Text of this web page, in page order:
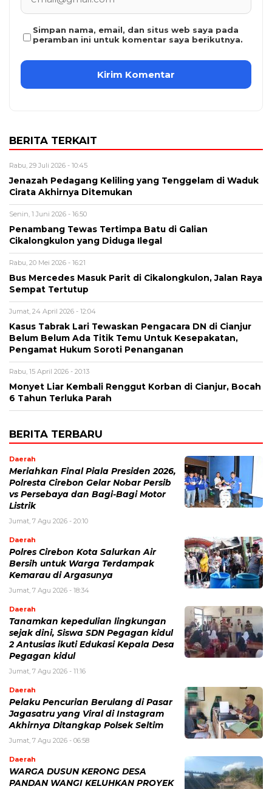
Simpan nama, email, dan situs web saya pada
peramban ini untuk komentar saya berikutnya.
BERITA TERKAIT
Rabu, 29 Juli 2026 - 10:45
Jenazah Pedagang Keliling yang Tenggelam di Waduk
Cirata Akhirnya Ditemukan
Senin, 1 Juni 2026 - 16:50
Penambang Tewas Tertimpa Batu di Galian
Cikalongkulon yang Diduga Ilegal
Rabu, 20 Mei 2026 - 16:21
Bus Mercedes Masuk Parit di Cikalongkulon, Jalan Raya
Sempat Tertutup
Jumat, 24 April 2026 - 12:04
Kasus Tabrak Lari Tewaskan Pengacara DN di Cianjur
Belum Belum Ada Titik Temu Untuk Kesepakatan,
Pengamat Hukum Soroti Penanganan
Rabu, 15 April 2026 - 20:13
Monyet Liar Kembali Renggut Korban di Cianjur, Bocah
6 Tahun Terluka Parah
BERITA TERBARU
Daerah
Meriahkan Final Piala Presiden 2026,
Polresta Cirebon Gelar Nobar Persib
vs Persebaya dan Bagi-Bagi Motor
Listrik
Jumat, 7 Agu 2026 - 20:10
Daerah
Polres Cirebon Kota Salurkan Air
Bersih untuk Warga Terdampak
Kemarau di Argasunya
Jumat, 7 Agu 2026 - 18:34
Daerah
Tanamkan kepedulian lingkungan
sejak dini, Siswa SDN Pegagan kidul
2 Antusias ikuti Edukasi Kepala Desa
Pegagan kidul
Jumat, 7 Agu 2026 - 11:16
Daerah
Pelaku Pencurian Berulang di Pasar
Jagasatru yang Viral di Instagram
Akhirnya Ditangkap Polsek Seltim
Jumat, 7 Agu 2026 - 06:58
Daerah
WARGA DUSUN KERONG DESA
PANDAN WANGI KELUHKAN PROYEK